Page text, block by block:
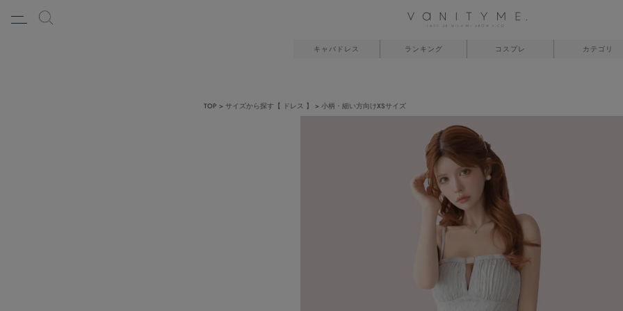
キャバドレス ランキング コスプレ カテゴリ
TOP サイズから探す【 ドレス 】 小柄・細い方向けXSサイズ